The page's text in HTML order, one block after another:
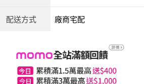
配送方式 廠商宅配